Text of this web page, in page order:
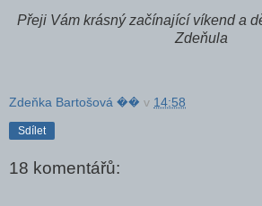
Přeji Vám krásný začínající víkend a
Zdeňula
Zdeňka Bartošová �� v 14:58
Sdílet
18 komentářů: